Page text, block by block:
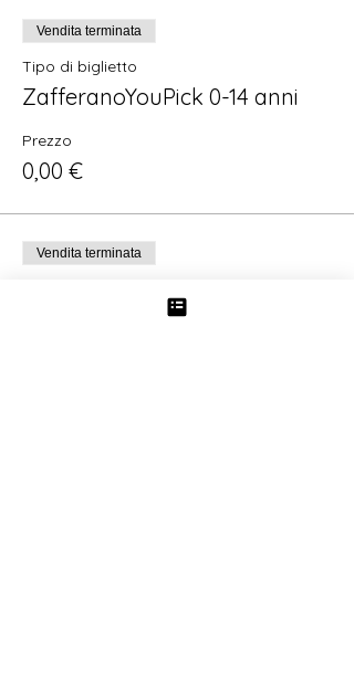
Vendita terminata
Tipo di biglietto
ZafferanoYouPick 0-14 anni
Prezzo
0,00 €
Vendita terminata
ZafferanoYouPick Adulto